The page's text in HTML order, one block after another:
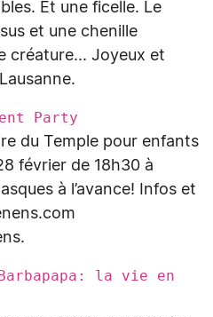
Et une ficelle. Le
et une chenille
créature... Joyeux et
Party
du Temple pour enfants
février de 18h30 à
à l’avance! Infos et
la vie en